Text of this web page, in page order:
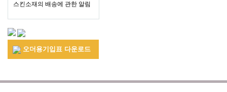
스킨소재의 배송에 관한 알림
오더용기입표 다운로드